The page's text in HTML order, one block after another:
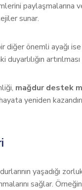
paylaşmalarına
sunar.
önemli ayağı ise
mağdur destek
yeniden
yaşadığı
sağlar.